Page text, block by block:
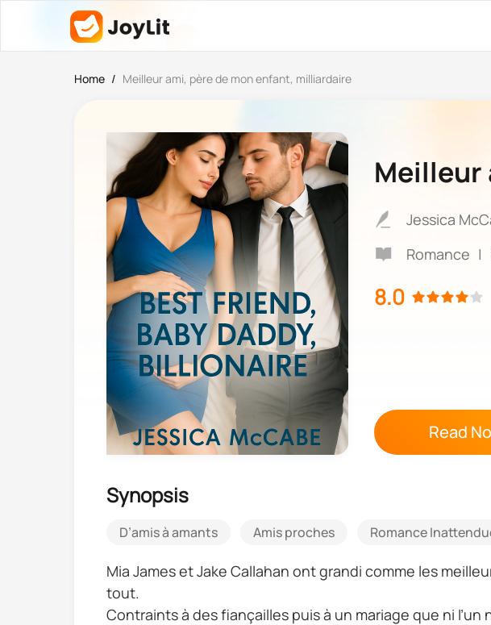
Home / Meilleur ami, père de mon enfant, milliardaire
Meilleur
Jessica
Romance |
8.0
Read
Synopsis
D’amis à amants Amis proches Romance
Mia James et Jake Callahan ont grandi comme les
tout.
Contraints à des fiançailles puis à un mariage que ni l’un